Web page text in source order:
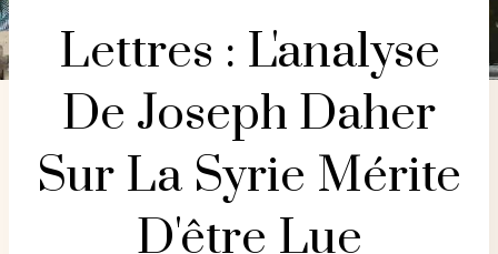
Lettres : L'analyse
De Joseph Daher
Sur La Syrie Mérite
D'être Lue